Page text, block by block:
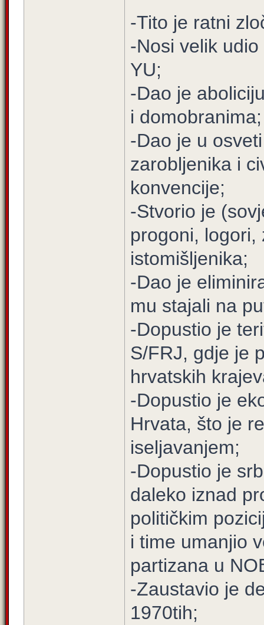
-Tito je ratni
-Nosi velik
YU;
-Dao je
i domobranima;
-Dao je u
zarobljenika i
konvencije;
-Stvorio je
progoni, logori,
istomišljenika;
-Dao je
mu stajali na
-Dopustio je
S/FRJ, gdje je
hrvatskih
-Dopustio je
Hrvata, što je
iseljavanjem;
-Dopustio je
daleko iznad
političkim
i time umanjio
partizana u
-Zaustavio je
1970tih;